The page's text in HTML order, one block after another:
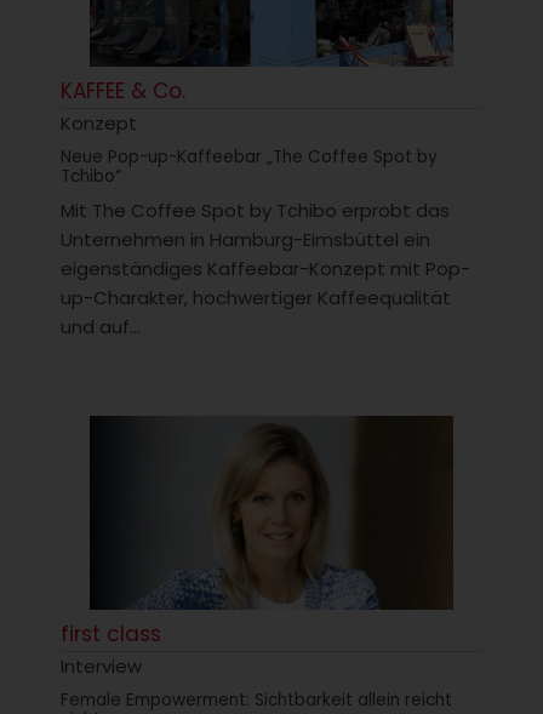
KAFFEE & Co.
Konzept
Neue Pop-up-Kaffeebar „The Coffee Spot by
Tchibo“
Mit The Coffee Spot by Tchibo erprobt das
Unternehmen in Hamburg-Eimsbüttel ein
eigenständiges Kaffeebar-Konzept mit Pop-
up-Charakter, hochwertiger Kaffeequalität
und auf...
first class
Interview
Female Empowerment: Sichtbarkeit allein reicht